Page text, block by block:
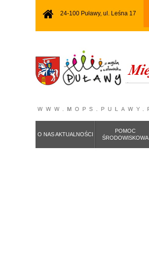
24-100 Puławy, ul. Leśna 17
O NAS AKTUALNOŚCI
POMOC
ŚRODOWISKOWA